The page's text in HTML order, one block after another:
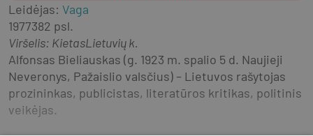
Leidėjas: Vaga
1977382 psl.
Viršelis: KietasLietuvių k.
Alfonsas Bieliauskas (g. 1923 m. spalio 5 d. Naujieji
Neveronys, Pažaislio valsčius) – Lietuvos rašytojas
prozininkas, publicistas, literatūros kritikas, politinis
veikėjas.